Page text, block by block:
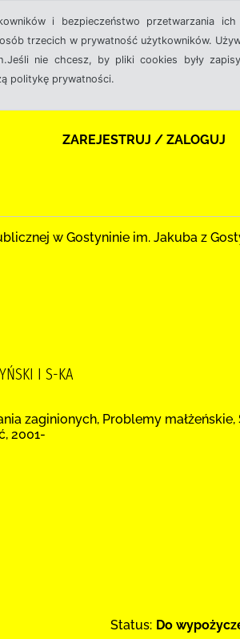
i bezpieczeństwo przetwarzania
trzecich w prywatność użytkowników.
nie chcesz, by pliki cookies były
politykę prywatności.
ZAREJESTRUJ / ZALOGUJ
w Gostyninie im. Jakuba z
I S-KA
zaginionych, Problemy
2001-
Status: Do